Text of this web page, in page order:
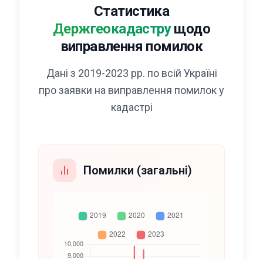
Статистика
Держгеокадастру щодо
виправлення помилок
Дані з 2019-2023 рр. по всій Україні
про заявки на виправлення помилок у
кадастрі
Помилки (загальні)